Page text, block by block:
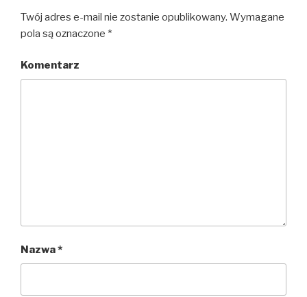
Twój adres e-mail nie zostanie opublikowany. Wymagane
pola są oznaczone *
Komentarz
Nazwa*